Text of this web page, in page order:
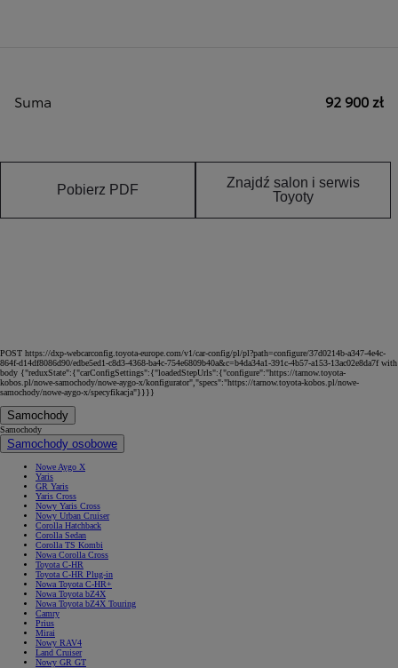
Suma 92 900 zł
Pobierz PDF
Znajdź salon i serwis
Toyoty
POST https://dxp-webcarconfig.toyota-europe.com/v1/car-config/pl/pl?path=configure/37d0214b-a347-4e4c-
864f-d14df8086d90/edbe5ed1-c8d3-4368-ba4c-754e6809b40a&c=b4da34a1-391c-4b57-a153-13ac02e8da7f with
body {"reduxState":{"carConfigSettings":{"loadedStepUrls":{"configure":"https://tarnow.toyota-
kobos.pl/nowe-samochody/nowe-aygo-x/konfigurator","specs":"https://tarnow.toyota-kobos.pl/nowe-
samochody/nowe-aygo-x/specyfikacja"}}}}
Samochody
Samochody
Samochody osobowe
Nowe Aygo X
Yaris
GR Yaris
Yaris Cross
Nowy Yaris Cross
Nowy Urban Cruiser
Corolla Hatchback
Corolla Sedan
Corolla TS Kombi
Nowa Corolla Cross
Toyota C-HR
Toyota C-HR Plug-in
Nowa Toyota C-HR+
Nowa Toyota bZ4X
Nowa Toyota bZ4X Touring
Camry
Prius
Mirai
Nowy RAV4
Land Cruiser
Nowy GR GT